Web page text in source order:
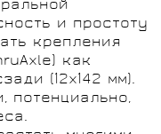
и простоту
крепления
как
(12x142 мм).
потенциально,